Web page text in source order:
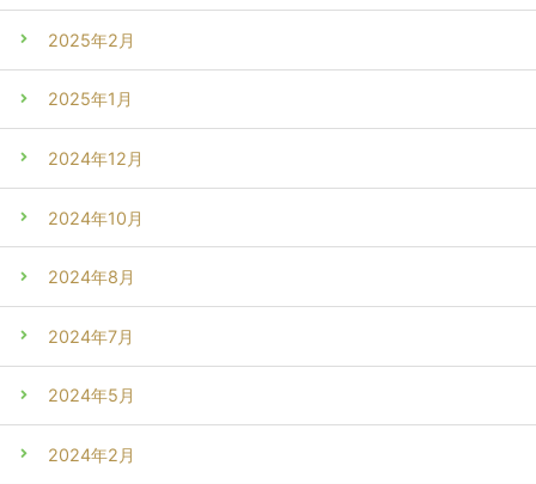
2025年2月
2025年1月
2024年12月
2024年10月
2024年8月
2024年7月
2024年5月
2024年2月